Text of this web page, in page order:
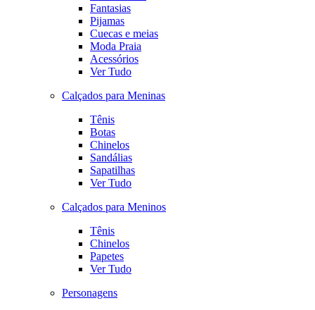
Fantasias
Pijamas
Cuecas e meias
Moda Praia
Acessórios
Ver Tudo
Calçados para Meninas
Tênis
Botas
Chinelos
Sandálias
Sapatilhas
Ver Tudo
Calçados para Meninos
Tênis
Chinelos
Papetes
Ver Tudo
Personagens